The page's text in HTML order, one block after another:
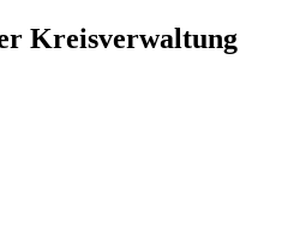
Kreisverwaltung